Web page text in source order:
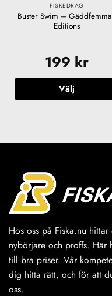
FISKEDRAG
Buster Swim –
Editions
199 kr
Välj
har
olika
alternativen
väljas
produktsidan
Hos oss på Fiska.nu
nybörjare och proffs. Här
till bra priser. Vår
dig hitta rätt, och för att
oss.